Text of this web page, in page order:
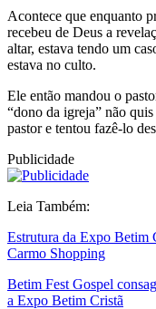
Acontece que enquanto
recebeu de Deus a
altar, estava tendo um
estava no culto.
Ele então mandou o
“dono da igreja” não
pastor e tentou fazê-lo
Publicidade
Leia Também:
Estrutura da Expo Betim
Carmo Shopping
Betim Fest Gospel
a Expo Betim Cristã